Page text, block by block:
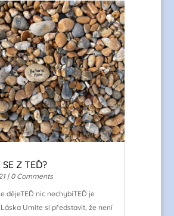
SE Z TEĎ?
| 0 Comments
dějeTEĎ nic nechybíTEĎ je
Umíte si představit, že není